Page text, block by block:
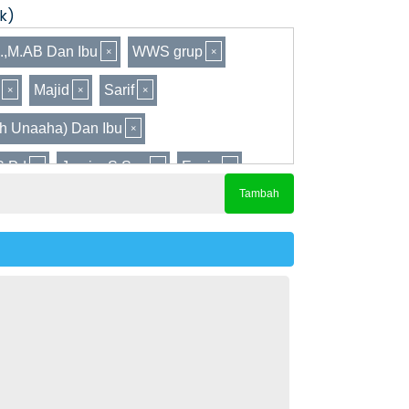
Dan Ibu WWS grup
Majid Sarif
Unaaha) Dan Ibu
Jumin, S.Sos Erwin
Tambah